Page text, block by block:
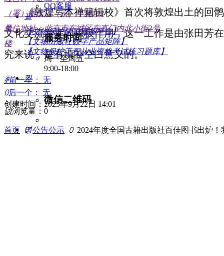
《敦煌写本禅籍辑校》首次将敦煌出土的回
文化交流发挥的积极作用，这一工作是由张田芳
究来说，是有填补空白意义的。
ꄴ前一个：
无
ꄲ后一个：
无
创建时间： 2025年9月22日 14:01
넶浏览量： 0
首页 ꄲ 公告公示 ꄲ 2024年度全国古籍出版社百佳图书出炉
【文物保护学习服务平台】
【文物出版社数字产品矩阵】
【文物保护工程从业资格考试练习题库】
QQ客服
뀥
服务时间
周一至周五
9:00-18:00
낃
微信二维码
녕
（署）图出证（京）字第102
号
单位地址：北京市东城区东直门内北小街2号
楼